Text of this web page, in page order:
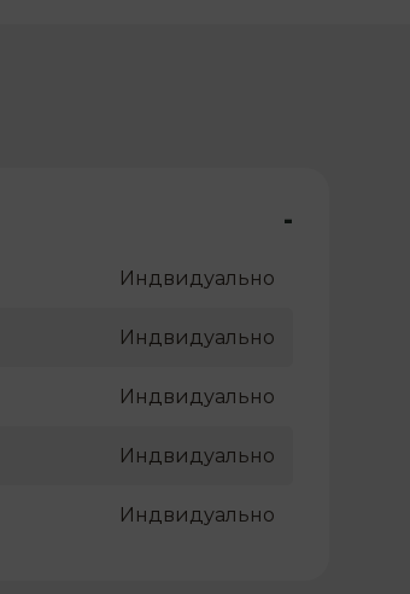
-
Индвидуально
Индвидуально
Индвидуально
Индвидуально
Индвидуально